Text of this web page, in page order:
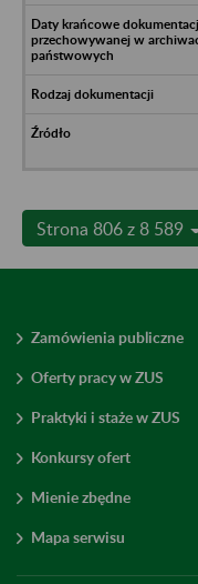
Strona 806 z 8 589
Zamówienia publiczne
Oferty pracy w ZUS
Praktyki i staże w ZUS
Konkursy ofert
Mienie zbędne
Mapa serwisu